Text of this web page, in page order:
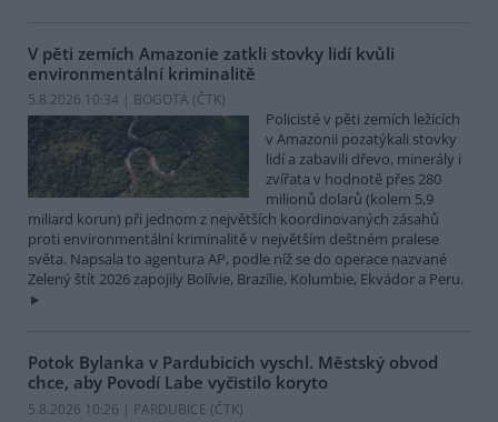
V pěti zemích Amazonie zatkli stovky lidí kvůli
environmentální kriminalitě
5.8.2026 10:34 | BOGOTÁ (ČTK)
Policisté v pěti zemích ležících
v Amazonii pozatýkali stovky
lidí a zabavili dřevo, minerály i
zvířata v hodnotě přes 280
milionů dolarů (kolem 5,9
miliard korun) při jednom z největších koordinovaných zásahů
proti environmentální kriminalitě v největším deštném pralese
světa. Napsala to agentura AP, podle níž se do operace nazvané
Zelený štít 2026 zapojily Bolívie, Brazílie, Kolumbie, Ekvádor a Peru.
Potok Bylanka v Pardubicích vyschl. Městský obvod
chce, aby Povodí Labe vyčistilo koryto
5.8.2026 10:26 | PARDUBICE (ČTK)